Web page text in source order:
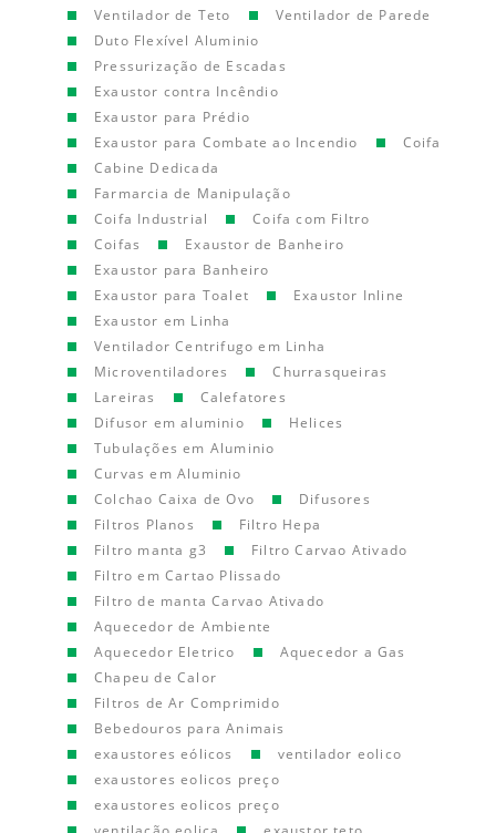
Ventilador de Teto
Ventilador de Parede
Duto Flexível Aluminio
Pressurização de Escadas
Exaustor contra Incêndio
Exaustor para Prédio
Exaustor para Combate ao Incendio
Coifa
Cabine Dedicada
Farmarcia de Manipulação
Coifa Industrial
Coifa com Filtro
Coifas
Exaustor de Banheiro
Exaustor para Banheiro
Exaustor para Toalet
Exaustor Inline
Exaustor em Linha
Ventilador Centrifugo em Linha
Microventiladores
Churrasqueiras
Lareiras
Calefatores
Difusor em aluminio
Helices
Tubulações em Aluminio
Curvas em Aluminio
Colchao Caixa de Ovo
Difusores
Filtros Planos
Filtro Hepa
Filtro manta g3
Filtro Carvao Ativado
Filtro em Cartao Plissado
Filtro de manta Carvao Ativado
Aquecedor de Ambiente
Aquecedor Eletrico
Aquecedor a Gas
Chapeu de Calor
Filtros de Ar Comprimido
Bebedouros para Animais
exaustores eólicos
ventilador eolico
exaustores eolicos preço
exaustores eolicos preço